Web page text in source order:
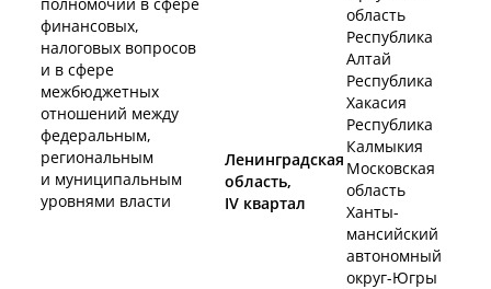
Ленинградская
область,
IV квартал
финансовых,
налоговых вопросов
и в сфере
межбюджетных
отношений между
федеральным,
региональным
и муниципальным
уровнями власти
область
Республика
Алтай
Республика
Хакасия
Республика
Калмыкия
Московская
область
Ханты-
мансийский
автономный
округ-Югры